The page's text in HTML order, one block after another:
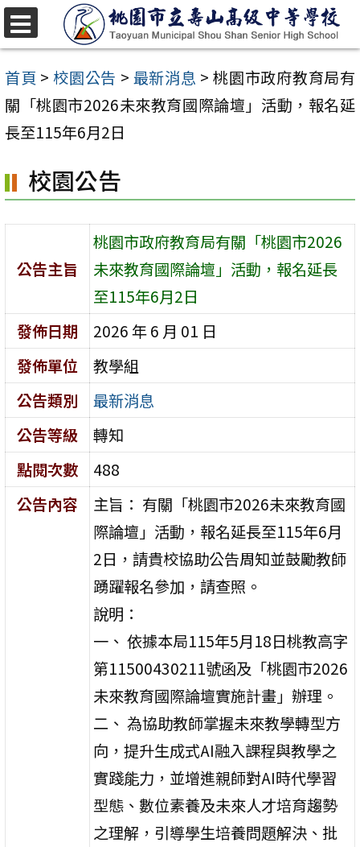
跳
至
主
要
內
區
首頁 > 校園公告 > 最新消息 > 桃園市政府教育局有
關「桃園市2026未來教育國際論壇」活動，報名延
長至115年6月2日
校園公告
公告主旨
桃園市政府教育局有關「桃園市2026
未來教育國際論壇」活動，報名延長
至115年6月2日
發佈日期
2026 年 6 月 01 日
發佈單位
教學組
公告類別
最新消息
公告等級
轉知
點閱次數
488
公告內容
主旨： 有關「桃園市2026未來教育國
際論壇」活動，報名延長至115年6月
2日，請貴校協助公告周知並鼓勵教師
踴躍報名參加，請查照。
說明：
一、 依據本局115年5月18日桃教高字
第11500430211號函及「桃園市2026
未來教育國際論壇實施計畫」辦理。
二、 為協助教師掌握未來教學轉型方
向，提升生成式AI融入課程與教學之
實踐能力，並增進親師對AI時代學習
型態、數位素養及未來人才培育趨勢
之理解，引導學生培養問題解決、批
選
單